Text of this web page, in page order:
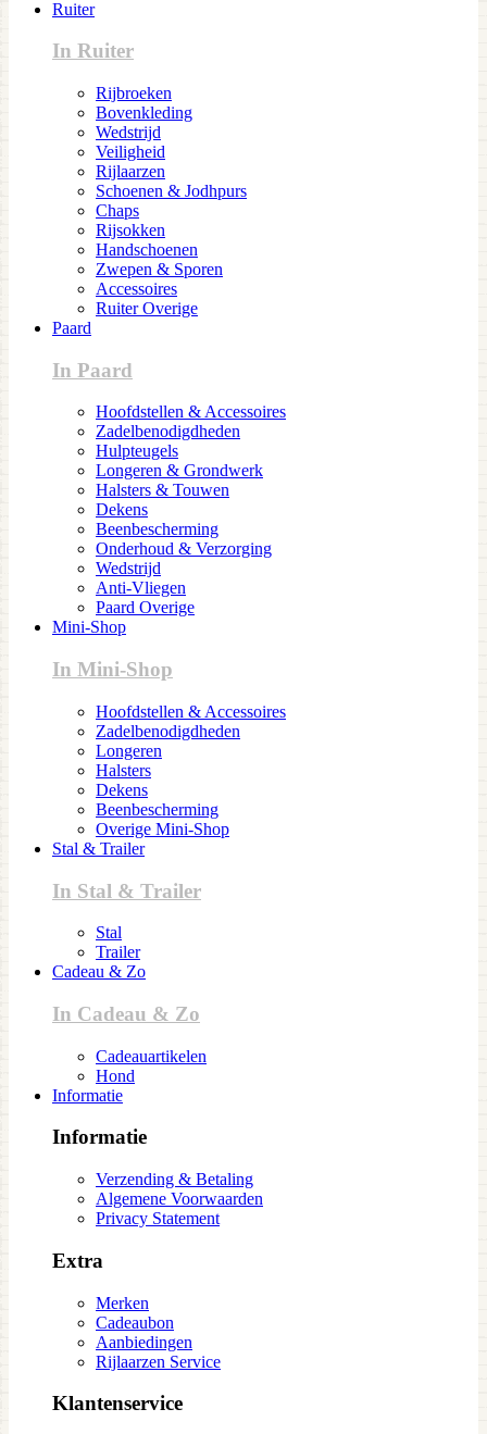
Ruiter
In Ruiter
Rijbroeken
Bovenkleding
Wedstrijd
Veiligheid
Rijlaarzen
Schoenen & Jodhpurs
Chaps
Rijsokken
Handschoenen
Zwepen & Sporen
Accessoires
Ruiter Overige
Paard
In Paard
Hoofdstellen & Accessoires
Zadelbenodigdheden
Hulpteugels
Longeren & Grondwerk
Halsters & Touwen
Dekens
Beenbescherming
Onderhoud & Verzorging
Wedstrijd
Anti-Vliegen
Paard Overige
Mini-Shop
In Mini-Shop
Hoofdstellen & Accessoires
Zadelbenodigdheden
Longeren
Halsters
Dekens
Beenbescherming
Overige Mini-Shop
Stal & Trailer
In Stal & Trailer
Stal
Trailer
Cadeau & Zo
In Cadeau & Zo
Cadeauartikelen
Hond
Informatie
Informatie
Verzending & Betaling
Algemene Voorwaarden
Privacy Statement
Extra
Merken
Cadeaubon
Aanbiedingen
Rijlaarzen Service
Klantenservice